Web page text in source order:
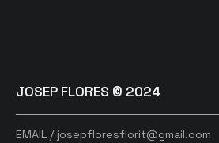
JOSEP FLORES © 2024
EMAIL / josepfloresflorit@gmail.com